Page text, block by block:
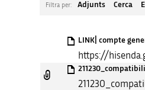
Filtra per: Adjunts Cerca
LINK| compte
https://